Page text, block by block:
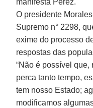
O presidente Morales
Supremo n° 2298,
exime do processo
respostas das
“Não é possível
perca tanto tempo,
tem nosso Estado;
modificamos